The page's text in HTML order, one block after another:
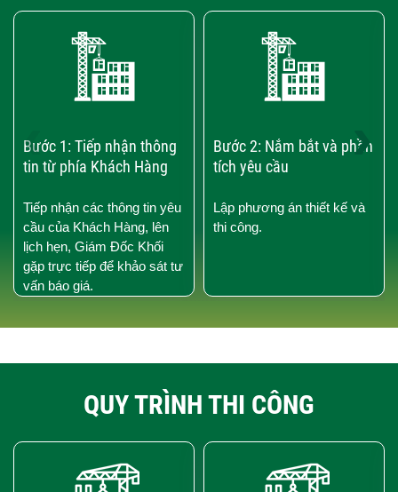
Bước 1: Tiếp nhận thông
tin từ phía Khách Hàng
Tiếp nhận các thông tin yêu
cầu của Khách Hàng, lên
lịch hẹn, Giám Đốc Khối
gặp trực tiếp để khảo sát tư
vấn báo giá.
Bước 2: Nắm bắt và phần
tích yêu cầu
Lập phương án thiết kế và
thi công.
›
‹
QUY TRÌNH THI CÔNG